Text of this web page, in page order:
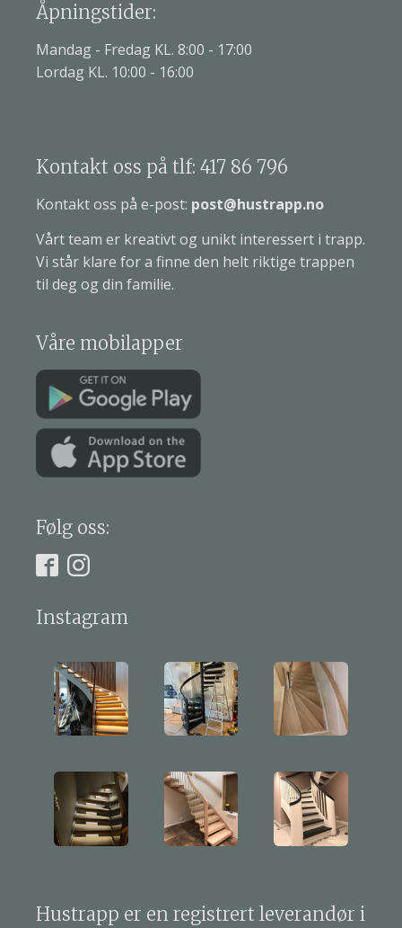
Åpningstider:
Mandag - Fredag KL. 8:00 - 17:00
Lordag KL. 10:00 - 16:00
Kontakt oss på tlf: 417 86 796
Kontakt oss på e-post: post@hustrapp.no
Vårt team er kreativt og unikt interessert i trapp.
Vi står klare for a finne den helt riktige trappen
til deg og din familie.
Våre mobilapper
Følg oss:
Instagram
Hustrapp er en registrert leverandør i